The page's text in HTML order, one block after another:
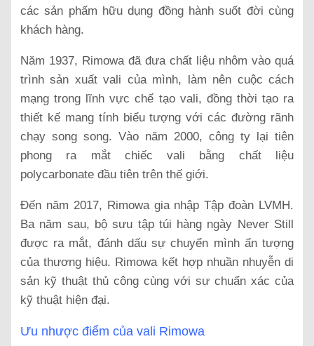
các sản phẩm hữu dụng đồng hành suốt đời cùng
khách hàng.
Năm 1937, Rimowa đã đưa chất liệu nhôm vào quá
trình sản xuất vali của mình, làm nên cuộc cách
mạng trong lĩnh vực chế tạo vali, đồng thời tạo ra
thiết kế mang tính biểu tượng với các đường rãnh
chạy song song. Vào năm 2000, công ty lại tiên
phong ra mắt chiếc vali bằng chất liệu
polycarbonate đầu tiên trên thế giới.
Đến năm 2017, Rimowa gia nhập Tập đoàn LVMH.
Ba năm sau, bộ sưu tập túi hàng ngày Never Still
được ra mắt, đánh dấu sự chuyển mình ấn tượng
của thương hiệu. Rimowa kết hợp nhuần nhuyễn di
sản kỹ thuật thủ công cùng với sự chuẩn xác của
kỹ thuật hiện đại.
Ưu nhược điểm của vali Rimowa